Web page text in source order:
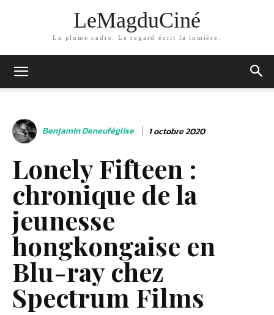
LeMagduCiné
La plume cadre. Le regard écrit la lumière.
Benjamin Deneuféglise 1 octobre 2020
Lonely Fifteen :
chronique de la
jeunesse
hongkongaise en
Blu-ray chez
Spectrum Films